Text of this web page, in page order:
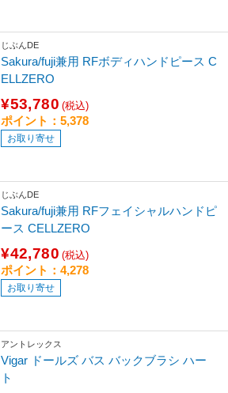
じぶんDE
Sakura/fuji兼用 RFボディハンドピース C
ELLZERO
¥53,780 (税込)
ポイント：5,378
お取り寄せ
じぶんDE
Sakura/fuji兼用 RFフェイシャルハンドピ
ース CELLZERO
¥42,780 (税込)
ポイント：4,278
お取り寄せ
アントレックス
Vigar ドールズ バス バックブラシ ハー
ト